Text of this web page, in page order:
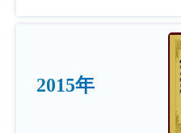
2015年